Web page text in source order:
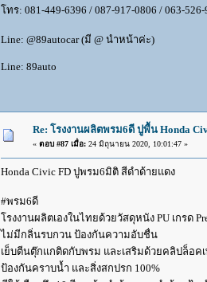
โทร: 081-449-6396 / 087-917-0806 / 063-
Line: @89autocar (มี @ นำหน้าค่ะ)
Line: 89auto
Re: โรงงานผลิตพรม6ดี ปูพื้น Honda
« ตอบ #87 เมื่อ: 24 มิถุนายน 2020, 10:01:47 »
Honda Civic FD ปูพรม6มิติ สีดำด้ายแดง
#พรม6ดี
โรงงานผลิตเองในไทยด้วยวัสดุหนัง PU เกรด
ไม่มีกลิ่นรบกวน ป้องกันความอับชื่น
เย็บตีนตุ๊กแกติดกับพรม และเสริมด้วยคลิปล็อ
ป้องกันคราบน้ำ และสิ่งสกปรก 100%